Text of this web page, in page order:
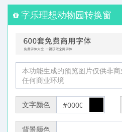
字乐理想动物园转换窗
文字颜色
背景颜色